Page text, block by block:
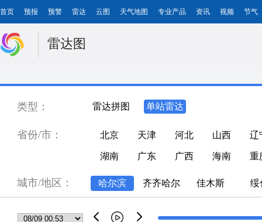
首页 预报 预警 雷达 云图 天气地图 专业产品 资讯 视频 节气
雷达图
类型： 雷达拼图 单站雷达
省份/市： 北京 天津 河北 山西 辽
湖南 广东 广西 海南 重
城市/地区： 哈尔滨 齐齐哈尔 佳木斯 绥